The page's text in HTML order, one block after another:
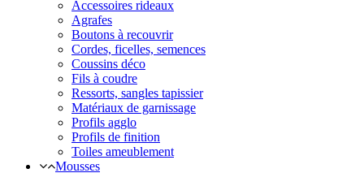
Accessoires rideaux
Agrafes
Boutons à recouvrir
Cordes, ficelles, semences
Coussins déco
Fils à coudre
Ressorts, sangles tapissier
Matériaux de garnissage
Profils agglo
Profils de finition
Toiles ameublement
Mousses